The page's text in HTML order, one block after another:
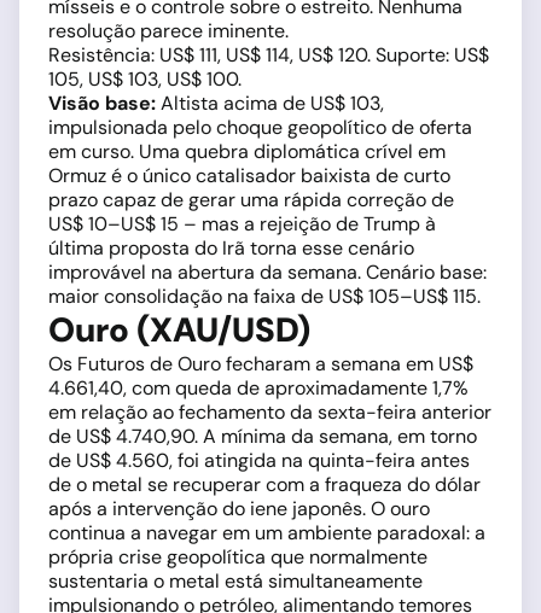
mísseis e o controle sobre o estreito. Nenhuma
resolução parece iminente.
Resistência: US$ 111, US$ 114, US$ 120. Suporte: US$
105, US$ 103, US$ 100.
Visão base:Altista acima de US$ 103,
impulsionada pelo choque geopolítico de oferta
em curso. Uma quebra diplomática crível em
Ormuz é o único catalisador baixista de curto
prazo capaz de gerar uma rápida correção de
US$ 10–US$ 15 – mas a rejeição de Trump à
última proposta do Irã torna esse cenário
improvável na abertura da semana. Cenário base:
maior consolidação na faixa de US$ 105–US$ 115.
Ouro (XAU/USD)
Os Futuros de Ouro fecharam a semana em US$
4.661,40, com queda de aproximadamente 1,7%
em relação ao fechamento da sexta-feira anterior
de US$ 4.740,90. A mínima da semana, em torno
de US$ 4.560, foi atingida na quinta-feira antes
de o metal se recuperar com a fraqueza do dólar
após a intervenção do iene japonês. O ouro
continua a navegar em um ambiente paradoxal: a
própria crise geopolítica que normalmente
sustentaria o metal está simultaneamente
impulsionando o petróleo, alimentando temores